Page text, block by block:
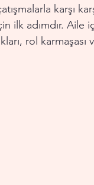
karşı
ilk adımdır. Aile
rol